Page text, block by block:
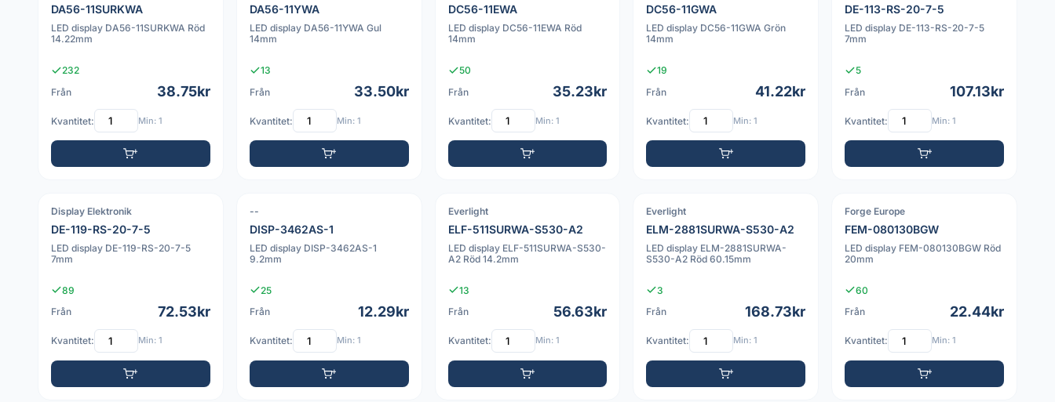
DA56-11SURKWA
LED display DA56-11SURKWA Röd
14.22mm
232
Från
38.75kr
Kvantitet: Min: 1
DA56-11YWA
LED display DA56-11YWA Gul
14mm
13
Från
33.50kr
Kvantitet: Min: 1
DC56-11EWA
LED display DC56-11EWA Röd
14mm
50
Från
35.23kr
Kvantitet: Min: 1
DC56-11GWA
LED display DC56-11GWA Grön
14mm
19
Från
41.22kr
Kvantitet: Min: 1
DE-113-RS-20-7-5
LED display DE-113-RS-20-7-5
7mm
5
Från
107.13kr
Kvantitet: Min: 1
PDF
Display Elektronik
DE-119-RS-20-7-5
LED display DE-119-RS-20-7-5
7mm
89
Från
72.53kr
Kvantitet: Min: 1
PDF
--
DISP-3462AS-1
LED display DISP-3462AS-1
9.2mm
25
Från
12.29kr
Kvantitet: Min: 1
PDF
Everlight
ELF-511SURWA-S530-A2
LED display ELF-511SURWA-S530-
A2 Röd 14.2mm
13
Från
56.63kr
Kvantitet: Min: 1
PDF
Everlight
ELM-2881SURWA-S530-A2
LED display ELM-2881SURWA-
S530-A2 Röd 60.15mm
3
Från
168.73kr
Kvantitet: Min: 1
PDF
Forge Europe
FEM-080130BGW
LED display FEM-080130BGW Röd
20mm
60
Från
22.44kr
Kvantitet: Min: 1